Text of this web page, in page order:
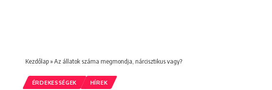
Kezdőlap»Az állatok száma megmondja, nárcisztikus vagy?
ÉRDEKESSÉGEK HÍREK